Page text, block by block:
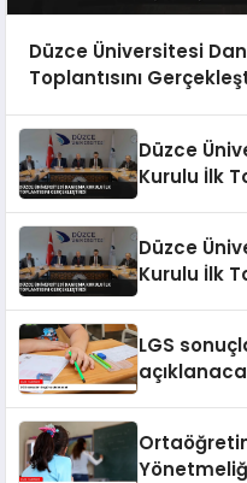
Düzce Üniversitesi
Toplantısını
Düzce
Kurulu İlk
Düzce
Kurulu İlk
LGS